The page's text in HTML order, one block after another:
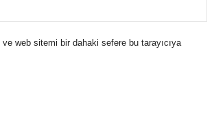
ve web sitemi bir dahaki sefere bu tarayıcıya